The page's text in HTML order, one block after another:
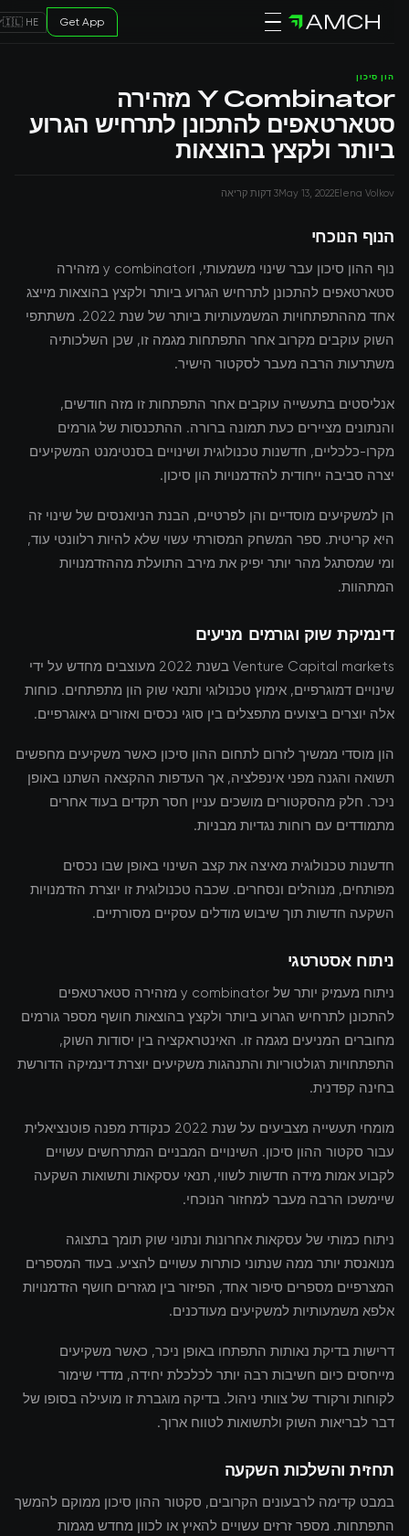
🇮🇱 HE Get App
הון סיכון
Y Combinator מזהירה
סטארטאפים להתכונן לתרחיש הגרוע
ביותר ולקצץ בהוצאות
Elena Volkov
May 13, 20223 דקות קריאה
הנוף הנוכחי
נוף ההון סיכון עבר שינוי משמעותי, וy combinator מזהירה
סטארטאפים להתכונן לתרחיש הגרוע ביותר ולקצץ בהוצאות מייצג
אחד מההתפתחויות המשמעותיות ביותר של שנת 2022. משתתפי
השוק עוקבים מקרוב אחר התפתחות מגמה זו, שכן השלכותיה
משתרעות הרבה מעבר לסקטור הישיר.
אנליסטים בתעשייה עוקבים אחר התפתחות זו מזה חודשים,
והנתונים מציירים כעת תמונה ברורה. ההתכנסות של גורמים
מקרו-כלכליים, חדשנות טכנולוגית ושינויים בסנטימנט המשקיעים
יצרה סביבה ייחודית להזדמנויות הון סיכון.
הן למשקיעים מוסדיים והן לפרטיים, הבנת הניואנסים של שינוי זה
היא קריטית. ספר המשחק המסורתי עשוי שלא להיות רלוונטי עוד,
ומי שמסתגל מהר יותר יפיק את מירב התועלת מההזדמנויות
המתהוות.
דינמיקת שוק וגורמים מניעים
Venture Capital markets בשנת 2022 מעוצבים מחדש על ידי
שינויים דמוגרפיים, אימוץ טכנולוגי ותנאי שוק הון מתפתחים. כוחות
אלה יוצרים ביצועים מתפצלים בין סוגי נכסים ואזורים גיאוגרפיים.
הון מוסדי ממשיך לזרום לתחום ההון סיכון כאשר משקיעים מחפשים
תשואה והגנה מפני אינפלציה, אך העדפות ההקצאה השתנו באופן
ניכר. חלק מהסקטורים מושכים עניין חסר תקדים בעוד אחרים
מתמודדים עם רוחות נגדיות מבניות.
חדשנות טכנולוגית מאיצה את קצב השינוי באופן שבו נכסים
מפותחים, מנוהלים ונסחרים. שכבה טכנולוגית זו יוצרת הזדמנויות
השקעה חדשות תוך שיבוש מודלים עסקיים מסורתיים.
ניתוח אסטרטגי
ניתוח מעמיק יותר של y combinator מזהירה סטארטאפים
להתכונן לתרחיש הגרוע ביותר ולקצץ בהוצאות חושף מספר גורמים
מחוברים המניעים מגמה זו. האינטראקציה בין יסודות השוק,
התפתחויות רגולטוריות והתנהגות משקיעים יוצרת דינמיקה הדורשת
בחינה קפדנית.
מומחי תעשייה מצביעים על שנת 2022 כנקודת מפנה פוטנציאלית
עבור סקטור ההון סיכון. השינויים המבניים המתרחשים עשויים
לקבוע אמות מידה חדשות לשווי, תנאי עסקאות ותשואות השקעה
שיימשכו הרבה מעבר למחזור הנוכחי.
ניתוח כמותי של עסקאות אחרונות ונתוני שוק תומך בתצוגה
מנואנסת יותר ממה שנתוני כותרות עשויים להציע. בעוד המספרים
המצרפיים מספרים סיפור אחד, הפיזור בין מגזרים חושף הזדמנויות
אלפא משמעותיות למשקיעים מעודכנים.
דרישות בדיקת נאותות התפתחו באופן ניכר, כאשר משקיעים
מייחסים כיום חשיבות רבה יותר לכלכלת יחידה, מדדי שימור
לקוחות ורקורד של צוותי ניהול. בדיקה מוגברת זו מועילה בסופו של
דבר לבריאות השוק ולתשואות לטווח ארוך.
תחזית והשלכות השקעה
במבט קדימה לרבעונים הקרובים, סקטור ההון סיכון ממוקם להמשך
התפתחות. מספר זרזים עשויים להאיץ או לכוון מחדש מגמות